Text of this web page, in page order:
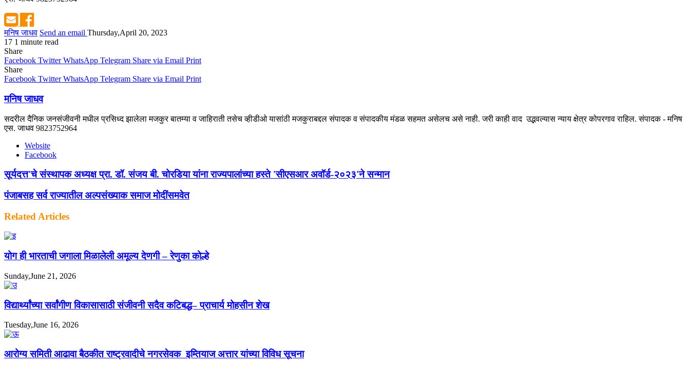
मनिष जाधव Send an email Thursday,April 20, 2023
17 1 minute read
Share
Facebook Twitter WhatsApp Telegram Share via Email Print
Share
Facebook Twitter WhatsApp Telegram Share via Email Print
मनिष जाधव
सदरील दैनिक जनसंजीवनी मधील प्रसिध्द झालेला मजकुर बातम्या व जाहिराती तसेच व्हीडीओ यासांठी मजकुराबद्दल संपादक व संपादकीय मंडळ सहमत असेलच असे नाही. जरी काही वाद उद्भवल्यास न्याय क्षेत्र कोपरगाव राहिल. संपादक - मनिष
एस. जाधव 9823752964
Website
Facebook
सूर्यदत्त'चे संस्थापक अध्यक्ष प्रा. डॉ. संजय बी. चोरडिया यांना राज्यपालांच्या हस्ते 'सीएसआर अवॉर्ड-२०२३'ने सन्मान
पंजाबसह सर्व राज्यातील अल्पसंख्याक समाज मोदींसमवेत
Related Articles
योग ही भारताची जगाला मिळालेली अमूल्य देणगी – रेणुका कोल्हे
Sunday,June 21, 2026
विद्यार्थ्यांच्या सर्वांगीण विकासासाठी संजीवनी सदैव कटिबद्ध– प्राचार्य मोहसीन शेख
Tuesday,June 16, 2026
आरोग्य समिती आढावा बैठकीत राष्ट्रवादीचे नगरसेवक इम्तियाज अत्तार यांच्या विविध सूचना